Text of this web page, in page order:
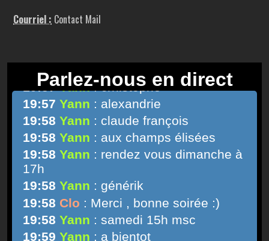
Courriel : Contact Mail